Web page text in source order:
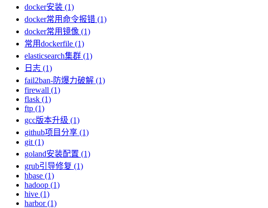
docker安装 (1)
docker常用命令报错 (1)
docker常用镜像 (1)
常用dockerfile (1)
elasticsearch集群 (1)
日志 (1)
fail2ban-防爆力破解 (1)
firewall (1)
flask (1)
ftp (1)
gcc版本升级 (1)
github项目分享 (1)
git (1)
goland安装配置 (1)
grub引导修复 (1)
hbase (1)
hadoop (1)
hive (1)
harbor (1)